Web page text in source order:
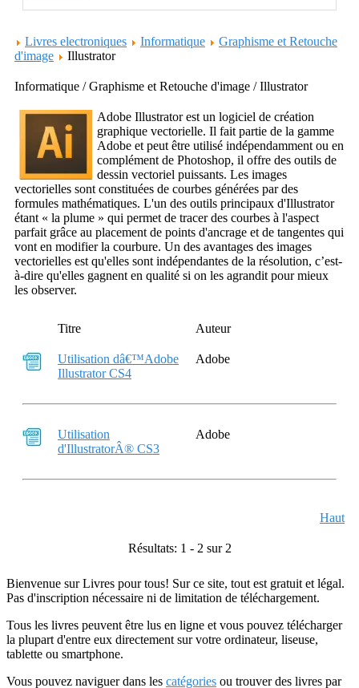
Livres electroniques Informatique
Graphisme et Retouche
d'image
Illustrator
Informatique / Graphisme et Retouche d'image / Illustrator
Adobe Illustrator est un logiciel de création
graphique vectorielle. Il fait partie de la gamme
Adobe et peut être utilisé indépendamment ou en
complément de Photoshop, il offre des outils de
dessin vectoriel puissants. Les images
vectorielles sont constituées de courbes générées par des
formules mathématiques. L'un des outils principaux d'Illustrator
étant « la plume » qui permet de tracer des courbes à l'aspect
parfait grâce au placement de points d'ancrage et de tangentes qui
vont en modifier la courbure. Un des avantages des images
vectorielles est qu'elles sont indépendantes de la résolution, c’est-
à-dire qu'elles gagnent en qualité si on les agrandit pour mieux
les observer.
Titre Auteur
Utilisation dâ€™Adobe
Illustrator CS4
Adobe
Utilisation
d'IllustratorÂ® CS3
Adobe
Haut
Résultats: 1 - 2 sur 2
Bienvenue sur Livres pour tous! Sur ce site, tout est gratuit et légal.
Pas d'inscription nécessaire ni de limitation de téléchargement.
Tous les livres peuvent être lus en ligne et vous pouvez télécharger
la plupart d'entre eux directement sur votre ordinateur, liseuse,
tablette ou smartphone.
Vous pouvez naviguer dans les catégories ou trouver des livres par